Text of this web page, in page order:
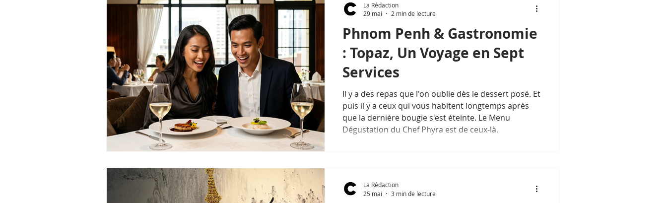
Phnom Penh & Gastronomie
: Topaz, Un Voyage en Sept
Services
Il y a des repas que l'on oublie dès le dessert posé. Et
puis il y a ceux qui vous habitent longtemps après
que la dernière bougie s'est éteinte. Le Menu
Dégustation du Chef Phyra est de ceux-là.
La Rédaction
29 mai
2 min de lecture
La Rédaction
25 mai
3 min de lecture